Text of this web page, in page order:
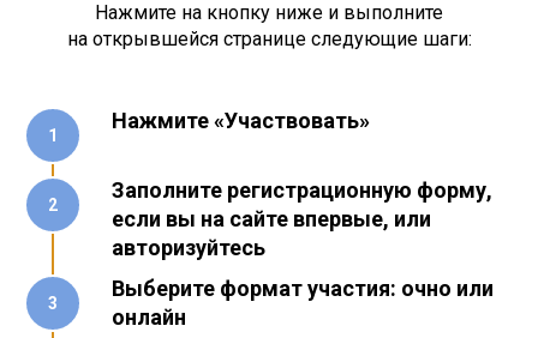
Нажмите на кнопку ниже и выполните
на открывшейся странице следующие шаги:
Нажмите «Участвовать»
Заполните регистрационную форму,
если вы на сайте впервые, или
авторизуйтесь
Выберите формат участия: очно или
онлайн